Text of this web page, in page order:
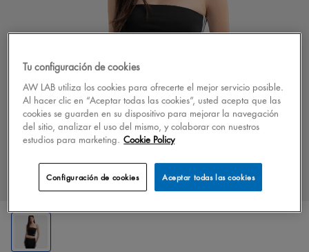
Tu configuración de cookies
AW LAB utiliza los cookies para ofrecerte el mejor servicio posible.
Al hacer clic en “Aceptar todas las cookies”, usted acepta que las
cookies se guarden en su dispositivo para mejorar la navegación
del sitio, analizar el uso del mismo, y colaborar con nuestros
estudios para marketing. Cookie Policy
Aceptar todas las cookies
Configuración de cookies